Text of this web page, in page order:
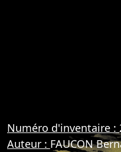
Numéro d'inventaire :
Auteur : FAUCON